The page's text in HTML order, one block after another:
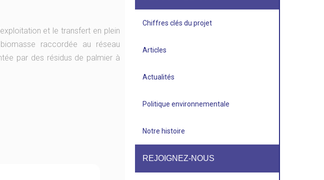
et le transfert en plein
raccordée au réseau
par des résidus de palmier à
Chiffres clés du projet
Articles
Actualités
Politique environnementale
Notre histoire
REJOIGNEZ-NOUS